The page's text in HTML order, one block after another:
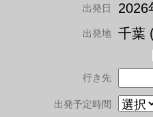
出発日 2026
出発地 千葉
行き先
出発予定時間